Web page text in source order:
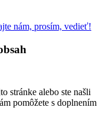
nám, prosím, vedieť!
stránke alebo ste našli
pomôžete s doplnením